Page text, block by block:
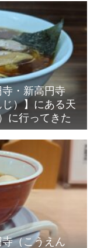
・新高円寺
じ）】にある天
に行ってきた
（こうえん